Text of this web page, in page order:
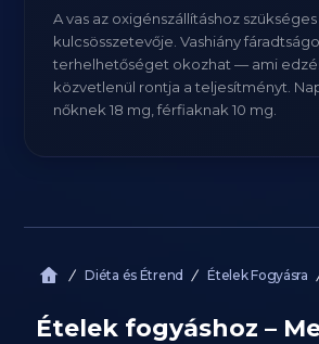
A vas az oxigénszállításhoz
kulcsösszetevője. Vashiány
terhelhetőséget okozhat — ami
közvetlenül rontja a teljesítményt.
nőknek 18 mg, férfiaknak 10 mg.
Diéta és Étrend Ételek Fogyásra
Ételek fogyáshoz –